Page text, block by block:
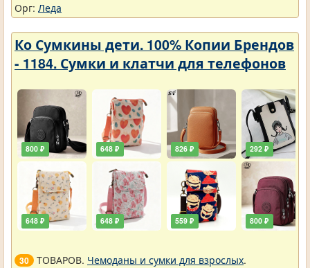
Орг: Леда
Ко Сумкины дети. 100% Копии Брендов
- 1184. Сумки и клатчи для телефонов
800 ₽
648 ₽
648 ₽
648 ₽
826 ₽
559 ₽
292 ₽
800 ₽
30 ТОВАРОВ. Чемоданы и сумки для взрослых.